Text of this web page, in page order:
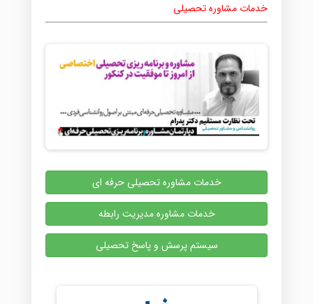
خدمات مشاوره تحصیلی
خدمات مشاوره تحصیلی حرفه ای
خدمات مشاوره مدیریت رابطه
سیستم پرسش و پاسخ تحصیلی